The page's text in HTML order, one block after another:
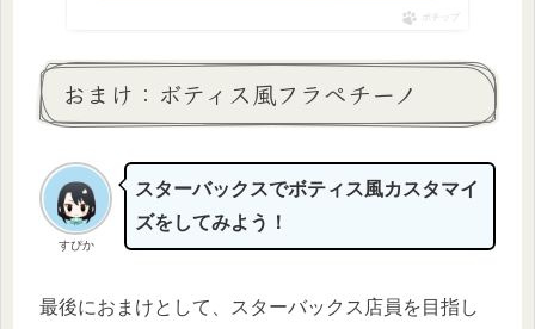
ポチップ
おまけ：ボティス風フラペチーノ
すぴか
スターバックスでボティス風カスタマイ
ズをしてみよう！
最後におまけとして、スターバックス店員を目指し